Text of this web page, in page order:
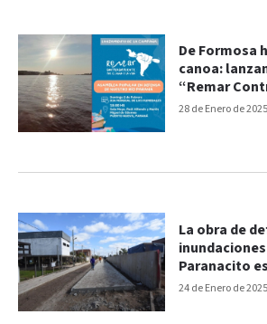
28 de Enero de 2025
De Formosa
canoa:
“Remar
Agua y la Vida”
24 de Enero de 2025
La obra de
Paranacito
final